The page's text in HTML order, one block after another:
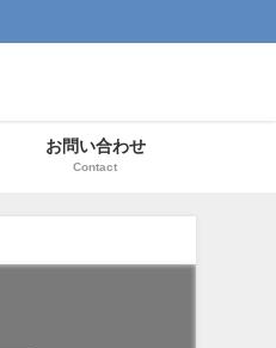
お問い合わせ
Contact